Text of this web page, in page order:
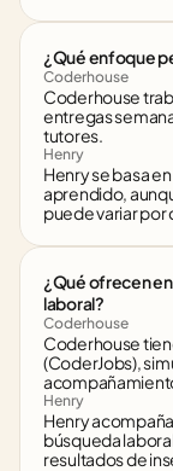
¿Qué enfoque
Coderhouse
Coderhouse
entregas
tutores.
Henry
Henry se basa
aprendido,
puede variar por
¿Qué ofrecen
laboral?
Coderhouse
Coderhouse
(CoderJobs),
Henry
Henry
búsqueda
resultados de